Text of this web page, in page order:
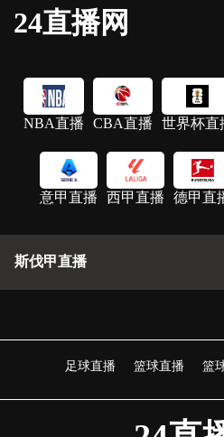
24直播网
NBA直播 CBA直播 世界杯直
意甲直播 西甲直播 德甲直
斯伐甲直播
足球直播 篮球直播 篮